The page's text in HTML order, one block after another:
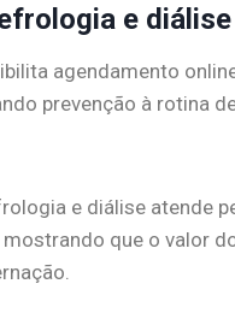
e diálise
agendamento
prevenção à rotina
e diálise atende
que o valor